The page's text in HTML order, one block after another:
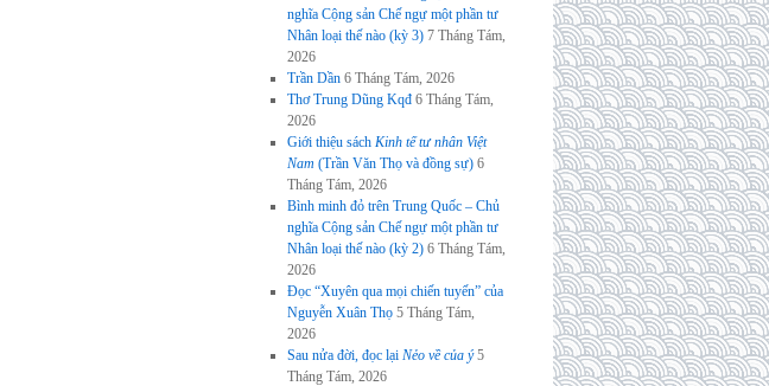
nghĩa Cộng sản Chế ngự một phần tư
Nhân loại thế nào (kỳ 3) 7 Tháng Tám,
2026
Trần Dần 6 Tháng Tám, 2026
Thơ Trung Dũng Kqđ 6 Tháng Tám,
2026
Giới thiệu sách Kinh tế tư nhân Việt
Nam (Trần Văn Thọ và đồng sự) 6
Tháng Tám, 2026
Bình minh đỏ trên Trung Quốc – Chủ
nghĩa Cộng sản Chế ngự một phần tư
Nhân loại thế nào (kỳ 2) 6 Tháng Tám,
2026
Đọc “Xuyên qua mọi chiến tuyến” của
Nguyễn Xuân Thọ 5 Tháng Tám,
2026
Sau nửa đời, đọc lại Nẻo về của ý 5
Tháng Tám, 2026